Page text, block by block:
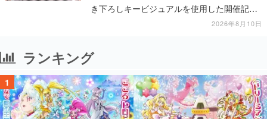
き下ろしキービジュアルを使用した開催記念
2026年8月10日
ランキング
1